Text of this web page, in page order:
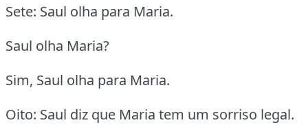
Sete: Saul olha para Maria.
Saul olha Maria?
Sim, Saul olha para Maria.
Oito: Saul diz que Maria tem um sorriso legal.